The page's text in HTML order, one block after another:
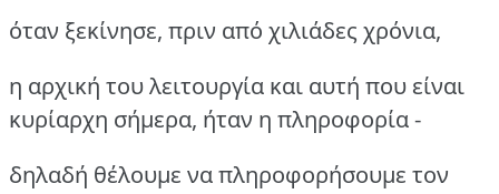
όταν ξεκίνησε, πριν από χιλιάδες χρόνια,
η αρχική του λειτουργία και αυτή που είναι
κυρίαρχη σήμερα, ήταν η πληροφορία -
δηλαδή θέλουμε να πληροφορήσουμε τον